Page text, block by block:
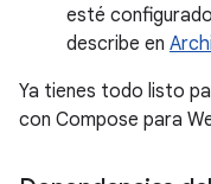
esté
describe en
Ya tienes todo listo
con Compose para